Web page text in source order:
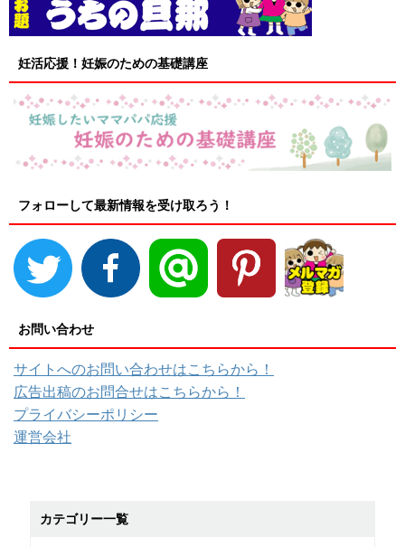
妊活応援！妊娠のための基礎講座
フォローして最新情報を受け取ろう！
お問い合わせ
サイトへのお問い合わせはこちらから！
広告出稿のお問合せはこちらから！
プライバシーポリシー
運営会社
カテゴリー一覧